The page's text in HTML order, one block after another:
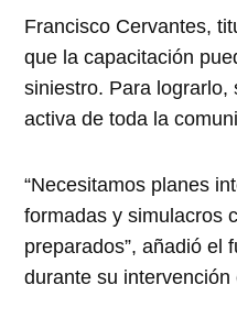
Francisco Cervantes,
que la capacitación
siniestro. Para lograrlo,
activa de toda la
“Necesitamos planes
formadas y simulacros
preparados”, añadió el
durante su intervención